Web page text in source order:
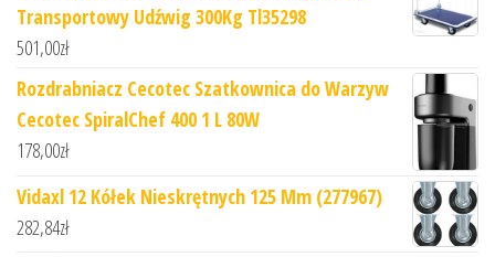
Transportowy Udźwig 300Kg Tl35298
501,00zł
Rozdrabniacz Cecotec Szatkownica do Warzyw
Cecotec SpiralChef 400 1 L 80W
178,00zł
Vidaxl 12 Kółek Nieskrętnych 125 Mm (277967)
282,84zł